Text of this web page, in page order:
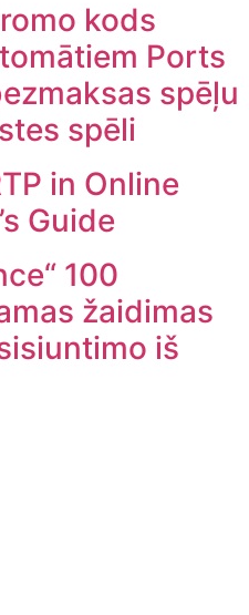
kods
Ports
spēļu
spēli
in Online
Guide
100
žaidimas
iš